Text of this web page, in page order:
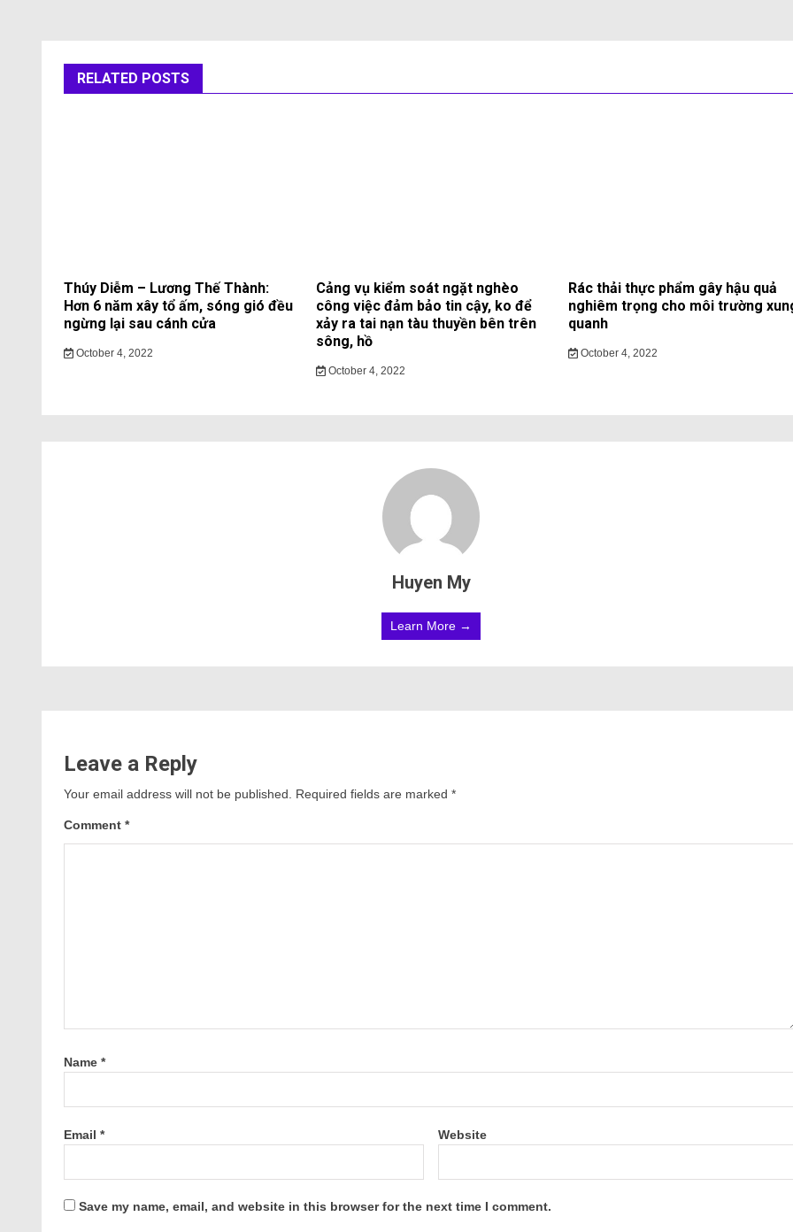
RELATED POSTS
Thúy Diễm – Lương Thế Thành:
Hơn 6 năm xây tổ ấm, sóng gió đều
ngừng lại sau cánh cửa
October 4, 2022
Cảng vụ kiểm soát ngặt nghèo
công việc đảm bảo tin cậy, ko để
xảy ra tai nạn tàu thuyền bên trên
sông, hồ
October 4, 2022
Rác thải thực phẩm gây hậu quả
nghiêm trọng cho môi trường
quanh
October 4, 2022
Huyen My
Learn More →
Leave a Reply
Your email address will not be published. Required fields are marked *
Comment *
Name *
Email * Website
Save my name, email, and website in this browser for the next time I comment.